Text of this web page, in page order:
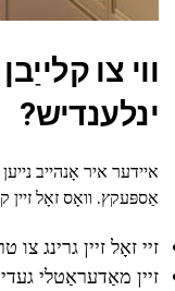
ווי צו
ינלענדיש?
איידער איר אָנהייב
אַספּעקץ. וואָס זאָל זיין
זיי זאָל זיין גרינג צו
זיין מאַדעראַטלי